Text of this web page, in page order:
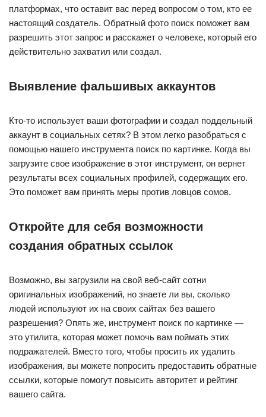
платформах, что оставит вас перед вопросом о том, кто ее
настоящий создатель. Обратный фото поиск поможет вам
разрешить этот запрос и расскажет о человеке, который его
действительно захватил или создал.
Выявление фальшивых аккаунтов
Кто-то использует ваши фотографии и создал поддельный
аккаунт в социальных сетях? В этом легко разобраться с
помощью нашего инструмента поиск по картинке. Когда вы
загрузите свое изображение в этот инструмент, он вернет
результаты всех социальных профилей, содержащих его.
Это поможет вам принять меры против ловцов сомов.
Откройте для себя возможности
создания обратных ссылок
Возможно, вы загрузили на свой веб-сайт сотни
оригинальных изображений, но знаете ли вы, сколько
людей используют их на своих сайтах без вашего
разрешения? Опять же, инструмент поиск по картинке —
это утилита, которая может помочь вам поймать этих
подражателей. Вместо того, чтобы просить их удалить
изображения, вы можете попросить предоставить обратные
ссылки, которые помогут повысить авторитет и рейтинг
вашего сайта.